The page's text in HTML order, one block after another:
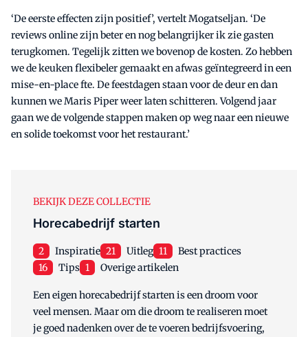
‘De eerste effecten zijn positief’, vertelt Mogatseljan. ‘De
reviews online zijn beter en nog belangrijker ik zie gasten
terugkomen. Tegelijk zitten we bovenop de kosten. Zo hebben
we de keuken flexibeler gemaakt en afwas geïntegreerd in een
mise-en-place fte. De feestdagen staan voor de deur en dan
kunnen we Maris Piper weer laten schitteren. Volgend jaar
gaan we de volgende stappen maken op weg naar een nieuwe
en solide toekomst voor het restaurant.’
BEKIJK DEZE COLLECTIE
Horecabedrijf starten
2 Inspiratie 21 Uitleg 11
Best practices
16
Tips 1 Overige artikelen
Een eigen horecabedrijf starten is een droom voor
veel mensen. Maar om die droom te realiseren moet
je goed nadenken over de te voeren bedrijfsvoering,